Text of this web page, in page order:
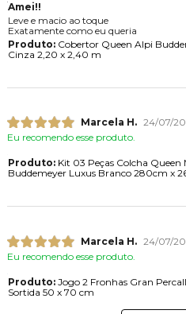
Amei!!
Leve e macio ao toque
Exatamente como eu queria
Produto:Cobertor Queen Alpi
Cinza 2,20 x 2,40 m
Marcela H. 24/07/
Eu recomendo esse produto.
Produto:Kit 03 Peças Colcha Queen
Buddemeyer Luxus Branco 280cm x
Marcela H. 24/07/
Eu recomendo esse produto.
Produto:Jogo 2 Fronhas Gran
Sortida 50 x 70 cm